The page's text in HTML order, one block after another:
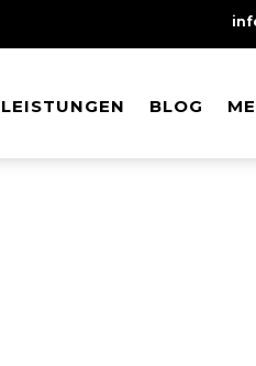
LEISTUNGEN BLOG
LEISTUNGEN BLOG